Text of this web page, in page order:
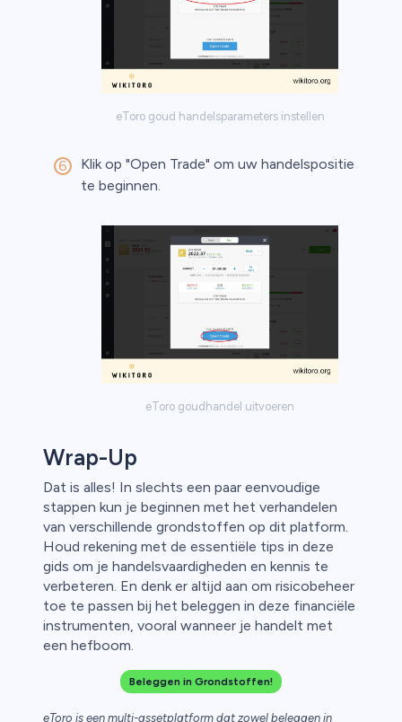
eToro goud handelsparameters instellen
Klik op "Open Trade" om uw handelspositie
te beginnen.
eToro goudhandel uitvoeren
Wrap-Up
Dat is alles! In slechts een paar eenvoudige
stappen kun je beginnen met het verhandelen
van verschillende grondstoffen op dit platform.
Houd rekening met de essentiële tips in deze
gids om je handelsvaardigheden en kennis te
verbeteren. En denk er altijd aan om risicobeheer
toe te passen bij het beleggen in deze financiële
instrumenten, vooral wanneer je handelt met
een hefboom.
Beleggen in Grondstoffen!
eToro is een multi-assetplatform dat zowel beleggen in